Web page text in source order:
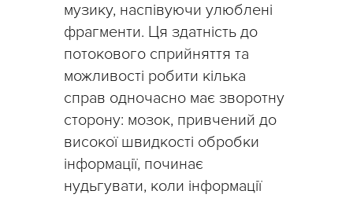
музику, наспівуючи улюблені
фрагменти. Ця здатність до
потокового сприйняття та
можливості робити кілька
справ одночасно має зворотну
сторону: мозок, привчений до
високої швидкості обробки
інформації, починає
нудьгувати, коли інформації